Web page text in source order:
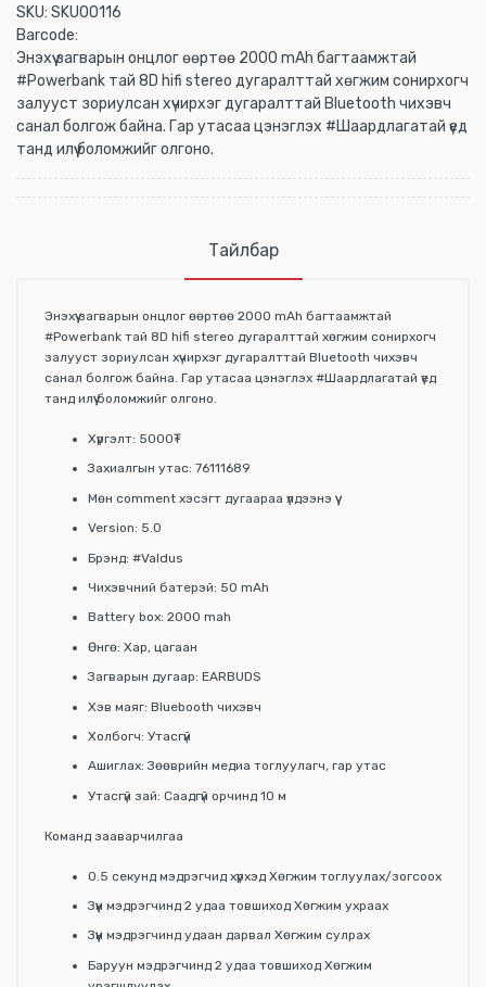
SKU: SKU00116
Barcode:
Энэхүү загварын онцлог өөртөө 2000 mAh багтаамжтай
#Powerbank тай 8D hifi stereo дугаралттай хөгжим сонирхогч
залууст зориулсан хүчирхэг дугаралттай Bluetooth чихэвч
санал болгож байна. Гар утасаа цэнэглэх #Шаардлагатай үед
танд илүү боломжийг олгоно.
Тайлбар
Энэхүү загварын онцлог өөртөө 2000 mAh багтаамжтай
#Powerbank тай 8D hifi stereo дугаралттай хөгжим сонирхогч
залууст зориулсан хүчирхэг дугаралттай Bluetooth чихэвч
санал болгож байна. Гар утасаа цэнэглэх #Шаардлагатай үед
танд илүү боломжийг олгоно.
Хүргэлт: 5000₮
Захиалгын утас: 76111689
Мөн comment хэсэгт дугаараа үлдээнэ үү
Version: 5.0
Брэнд: #Valdus
Чихэвчний батерэй: 50 mAh
Battery box: 2000 mah
Өнгө: Хар, цагаан
Загварын дугаар: EARBUDS
Хэв маяг: Bluebooth чихэвч
Холбогч: Утасгүй
Ашиглах: Зөөврийн медиа тоглуулагч, гар утас
Утасгүй зай: Саадгүй орчинд 10 м
Команд зааварчилгаа
0.5 секунд мэдрэгчид хүрхэд Хөгжим тоглуулах/зогсоох
Зүүн мэдрэгчинд 2 удаа товшиход Хөгжим ухраах
Зүүн мэдрэгчинд удаан дарвал Хөгжим сулрах
Баруун мэдрэгчинд 2 удаа товшиход Хөгжим